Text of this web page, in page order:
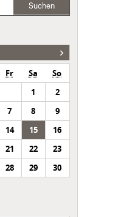
Suchen
Fr Sa
So
1
2
7 8
9
14 15
16
21 22
23
28 29 30